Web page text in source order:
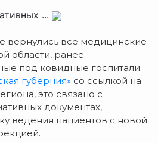
...
вернулись все медицинские
области, ранее
под ковидные госпитали.
губерния» со ссылкой на
это связано с
документах,
ведения пациентов с новой